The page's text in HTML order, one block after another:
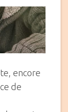
encore
de